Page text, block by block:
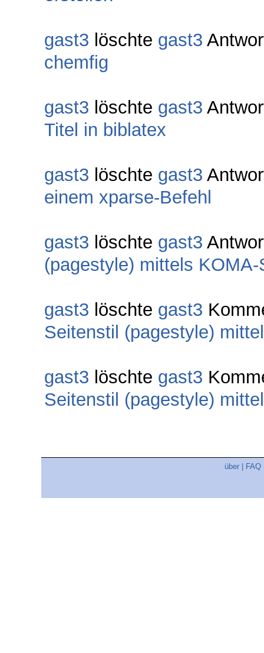
gast3 löschte gast3
chemfig
gast3 löschte gast3
Titel in biblatex
gast3 löschte gast3
einem xparse-Befehl
gast3 löschte gast3
(pagestyle) mittels KOMA-
gast3 löschte gast3
Seitenstil (pagestyle)
gast3 löschte gast3
Seitenstil (pagestyle)
über FAQ